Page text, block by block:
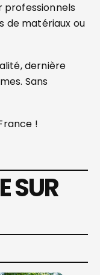
professionnels
de matériaux ou
dernière
Sans
!
SUR